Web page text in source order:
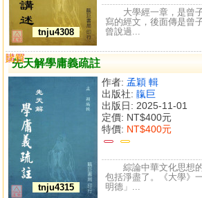
tnju4308
大學經一章，是曾
寫的經文，後面傳是曾
曾說過...
先天解學庸義疏註
tnju4315
作者: 孟穎 輯
出版社: 靝巨
出版日: 2025-11-01
定價: NT$400元
特價: NT$400元
購買
比較
綜論中華文化思想
包括淨盡了。《大學》
明德」...